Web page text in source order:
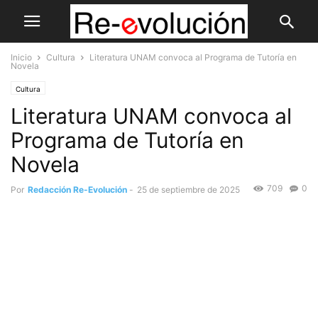
Inicio Cultura
Literatura UNAM convoca al Programa de Tutoría en
Novela
Cultura
Literatura UNAM convoca al
Programa de Tutoría en
Novela
Por Redacción Re-Evolución - 25 de septiembre de 2025 0
709